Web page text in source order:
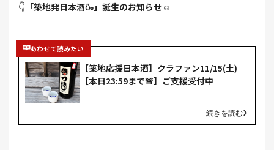
👇 「築地発日本酒🍶」誕生のお知らせ☺️
あわせて読みたい
【築地応援日本酒】クラファン11/15(土)
【本日23:59まで🚨】ご支援受付中
続きを読む